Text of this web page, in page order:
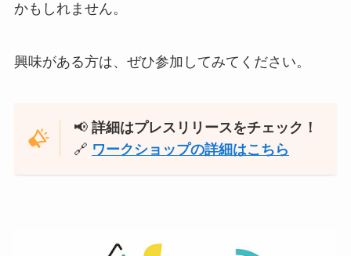
かもしれません。
興味がある方は、ぜひ参加してみてください。
📢詳細はプレスリリースをチェック！
🔗 ワークショップの詳細はこちら